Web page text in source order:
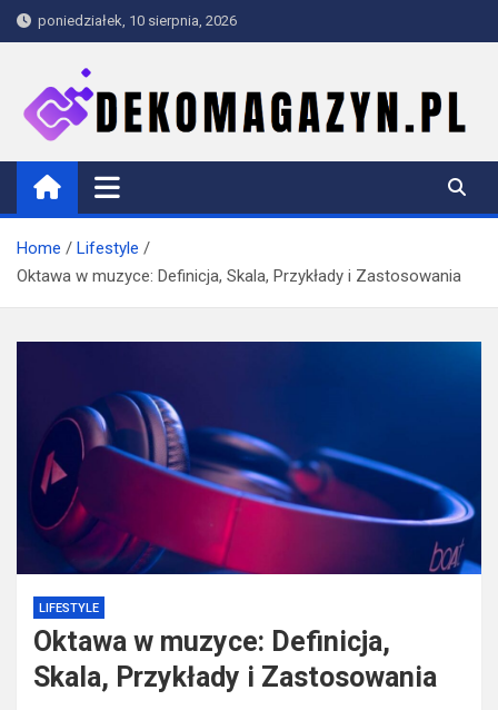
Skip
to
poniedziałek, 10 sierpnia, 2026
dekomagazyn.pl
Blog
Home
Lifestyle
Oktawa w muzyce: Definicja, Skala, Przykłady i Zastosowania
LIFESTYLE
Oktawa w muzyce: Definicja,
Skala, Przykłady i Zastosowania